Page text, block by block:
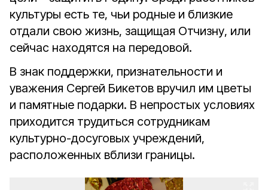
культуры есть те, чьи родные и близкие
отдали свою жизнь, защищая Отчизну, или
сейчас находятся на передовой.
В знак поддержки, признательности и
уважения Сергей Бикетов вручил им цветы
и памятные подарки. В непростых условиях
приходится трудиться сотрудникам
культурно-досуговых учреждений,
расположенных вблизи границы.